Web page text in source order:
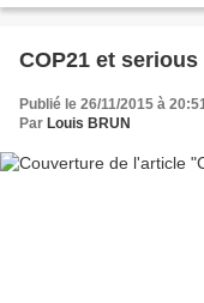
COP21 et serious
Publié le 26/11/2015 à
Par Louis BRUN